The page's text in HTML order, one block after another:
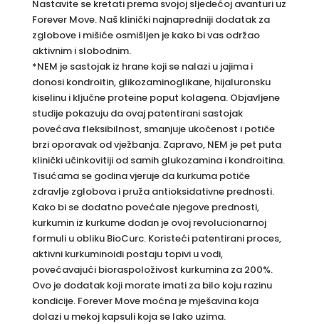
Nastavite se kretati prema svojoj sljedećoj avanturi uz
Forever Move. Naš klinički najnapredniji dodatak za
zglobove i mišiće osmišljen je kako bi vas održao
aktivnim i slobodnim.
*NEM je sastojak iz hrane koji se nalazi u jajima i
donosi kondroitin, glikozaminoglikane, hijaluronsku
kiselinu i ključne proteine poput kolagena. Objavljene
studije pokazuju da ovaj patentirani sastojak
povećava fleksibilnost, smanjuje ukočenost i potiče
brzi oporavak od vježbanja. Zapravo, NEM je pet puta
klinički učinkovitiji od samih glukozamina i kondroitina.
Tisućama se godina vjeruje da kurkuma potiče
zdravlje zglobova i pruža antioksidativne prednosti.
Kako bi se dodatno povećale njegove prednosti,
kurkumin iz kurkume dodan je ovoj revolucionarnoj
formuli u obliku BioCurc. Koristeći patentirani proces,
aktivni kurkuminoidi postaju topivi u vodi,
povećavajući bioraspoloživost kurkumina za 200%.
Ovo je dodatak koji morate imati za bilo koju razinu
kondicije. Forever Move moćna je mješavina koja
dolazi u mekoj kapsuli koja se lako uzima.